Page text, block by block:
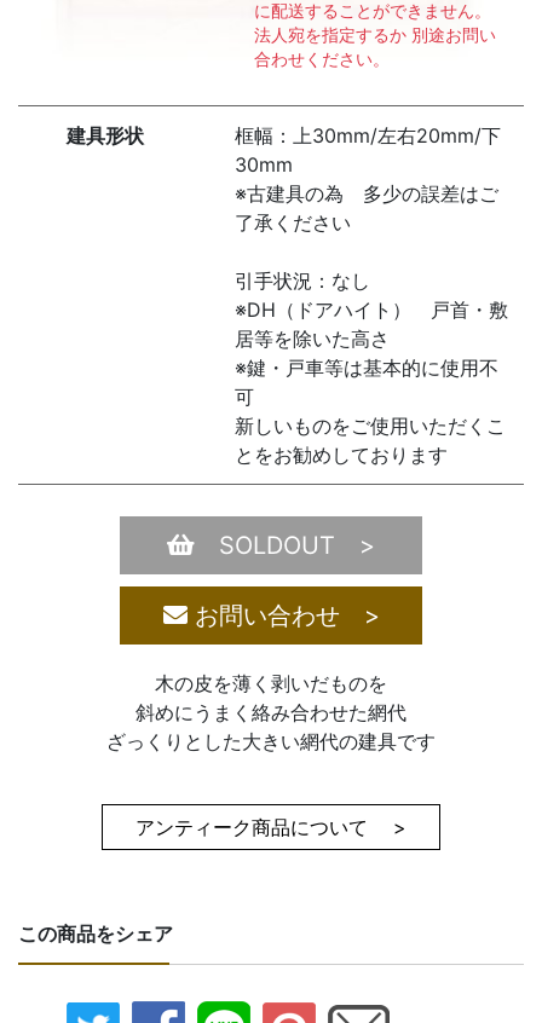
に配送することができません。
法人宛を指定するか 別途お問い
合わせください。
建具形状
框幅：上30mm/左右20mm/下
30mm
※古建具の為 多少の誤差はご
了承ください
引手状況：なし
※DH（ドアハイト） 戸首・敷
居等を除いた高さ
※鍵・戸車等は基本的に使用不
可
新しいものをご使用いただくこ
とをお勧めしております
SOLDOUT >
お問い合わせ >
木の皮を薄く剥いだものを
斜めにうまく絡み合わせた網代
ざっくりとした大きい網代の建具です
アンティーク商品について >
この商品をシェア